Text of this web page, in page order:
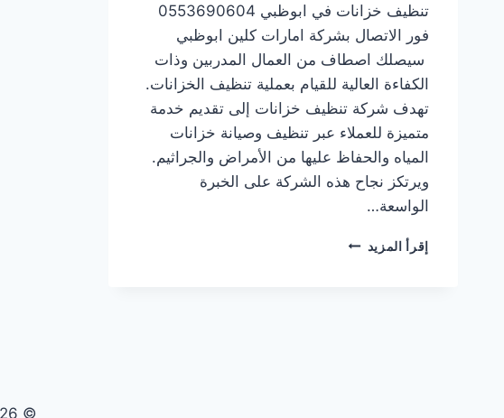
تنظيف خزانات في ابوظبي 0553690604
فور الاتصال بشركة امارات كلين ابوظبي
سيصلك اصطاف من العمال المدربين وذات
الكفاءة العالية للقيام بعملية تنظيف الخزانات.
تهدف شركة تنظيف خزانات إلى تقديم خدمة
متميزة للعملاء عبر تنظيف وصيانة خزانات
المياه والحفاظ عليها من الأمراض والجراثيم.
ويرتكز نجاح هذه الشركة على الخبرة
الواسعة…
إقرأ المزيد شركة
© 2026 امارات كلين Desian By Tefagoo